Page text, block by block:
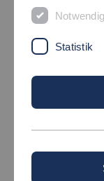
Notwendig
Statistik